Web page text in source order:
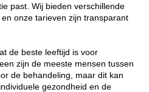
past. Wij bieden verschillende
onze tarieven zijn transparant
de beste leeftijd is voor
zijn de meeste mensen tussen
de behandeling, maar dit kan
gezondheid en de